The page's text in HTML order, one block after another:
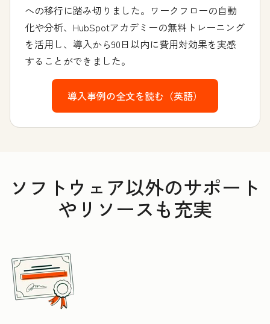
への移行に踏み切りました。ワークフローの自動
化や分析、HubSpotアカデミーの無料トレーニング
を活用し、導入から90日以内に費用対効果を実感
することができました。
導入事例の全文を読む（英語）
ソフトウェア以外のサポート
やリソースも充実